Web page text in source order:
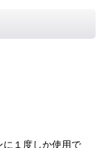
１度しか使用で